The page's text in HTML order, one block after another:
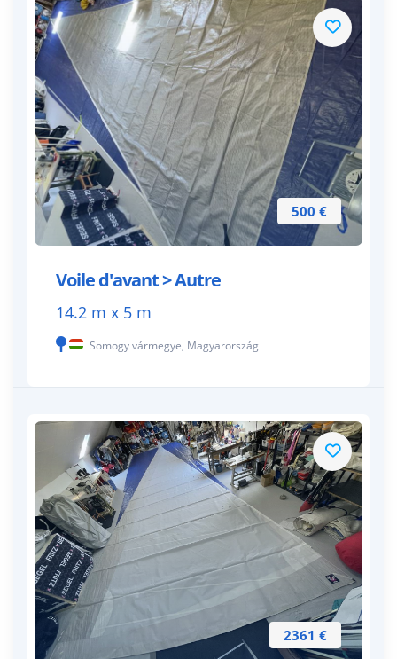
500 €
Voile d'avant > Autre
14.2 m x 5 m
Somogy vármegye, Magyarország
2361 €